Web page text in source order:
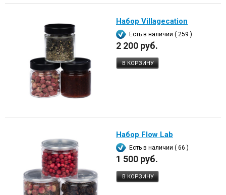
Набор Villagecation
Есть в наличии ( 259 )
2 200 руб.
В КОРЗИНУ
Набор Flow Lab
Есть в наличии ( 66 )
1 500 руб.
В КОРЗИНУ